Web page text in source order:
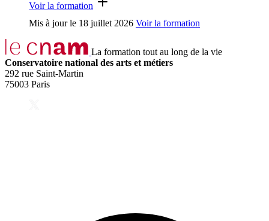
Voir la formation
Mis à jour le 18 juillet 2026 Voir la formation
La formation tout au long de la vie
Conservatoire national des arts et métiers
292 rue Saint-Martin
75003 Paris